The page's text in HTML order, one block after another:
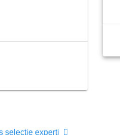
selectie experti